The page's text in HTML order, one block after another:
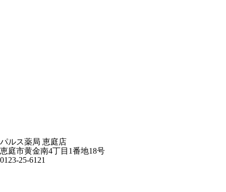
パルス薬局 恵庭店
恵庭市黄金南4丁目1番地18号
0123-25-6121